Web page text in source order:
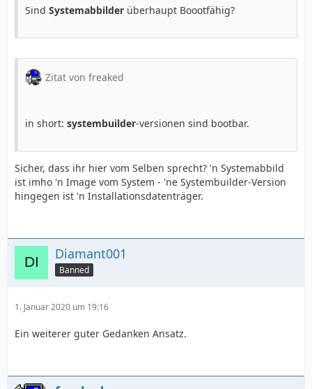
Sind Systemabbilder überhaupt Boootfähig?
Zitat von freaked
in short: systembuilder-versionen sind bootbar.
Sicher, dass ihr hier vom Selben sprecht? 'n Systemabbild
ist imho 'n Image vom System - 'ne Systembuilder-Version
hingegen ist 'n Installationsdatenträger.
Diamant001
Banned
1. Januar 2020 um 19:16
Ein weiterer guter Gedanken Ansatz.